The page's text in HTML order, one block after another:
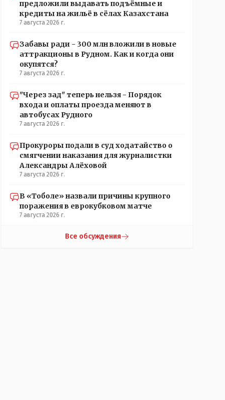
предложили выдавать подъёмные и
кредиты на жильё в сёлах Казахстана
7 августа 2026 г.
Забавы ради - 300 млн вложили в новые
аттракционы в Рудном. Как и когда они
окупятся?
7 августа 2026 г.
"Через зад" теперь нельзя - Порядок
входа и оплаты проезда меняют в
автобусах Рудного
7 августа 2026 г.
Прокуроры подали в суд ходатайство о
смягчении наказания для журналистки
Александры Алёховой
7 августа 2026 г.
В «Тоболе» назвали причины крупного
поражения в еврокубковом матче
7 августа 2026 г.
Все обсуждения